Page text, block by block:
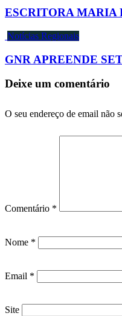
ESCRITORA MARIA
Notícias Regionais
GNR APREENDE
Deixe um comentário
O seu endereço de email não
Comentário *
Nome *
Email *
Site